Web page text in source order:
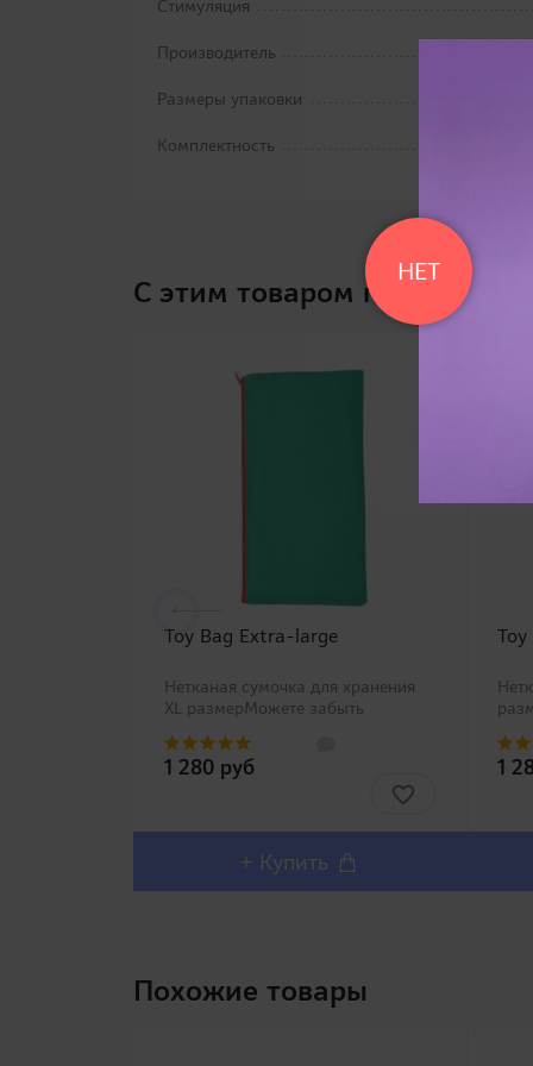
Стимуляция
Производитель
Размеры упаковки
Комплектность
C этим товаром покупают
Toy Bag Extra-large
Нетканая сумочка для хранения
XL размерМожете забыть
игрушки со специальными
сумочками Toy Bag четырех
размеров от компании RENDS!
1 280 руб
+ Купить
1
Похожие товары
НЕТ